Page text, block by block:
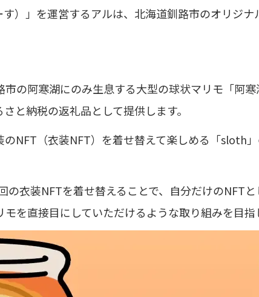
）」を運営するアルは、北海道釧路市のオリジナ
の阿寒湖にのみ生息する大型の球状マリモ「阿
と納税の返礼品として提供します。
NFT（衣装NFT）を着せ替えて楽しめる「sloth
の衣装NFTを着せ替えることで、自分だけのNFT
を直接目にしていただけるような取り組みを目指